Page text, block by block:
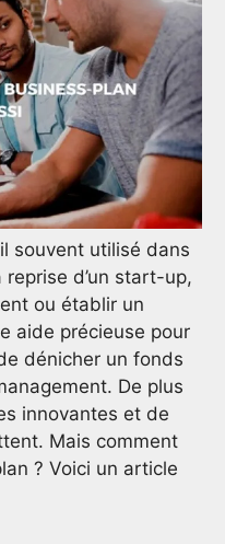
souvent utilisé dans
d’un start-up,
ou établir un
aide précieuse pour
dénicher un fonds
De plus
innovantes et de
Mais comment
? Voici un article